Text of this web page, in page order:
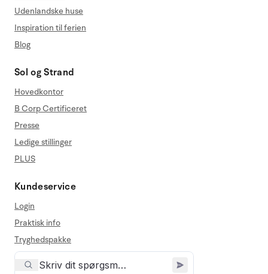
Udenlandske huse
Inspiration til ferien
Blog
Sol og Strand
Hovedkontor
B Corp Certificeret
Presse
Ledige stillinger
PLUS
Kundeservice
Login
Praktisk info
Tryghedspakke